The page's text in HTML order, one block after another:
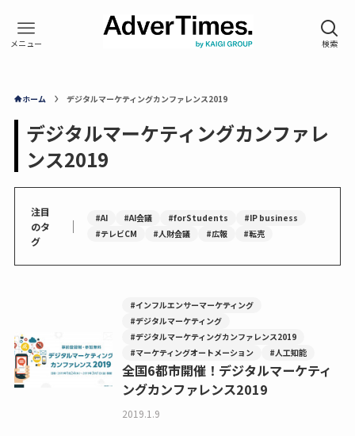
ホーム デジタルマーケティングカンファレンス2019
デジタルマーケティングカンファレ
ンス2019
注目
のタ
グ
｜ #AI #AI会議 #forStudents
#IP business
#テレビCM
#人財会議 #広報 #転売
#インフルエンサーマーケティング
#デジタルマーケティング
#デジタルマーケティングカンファレンス2019
#マーケティングオートメーション
#人工知能
全国6都市開催！デジタルマーケティ
ングカンファレンス2019
2019.1.9